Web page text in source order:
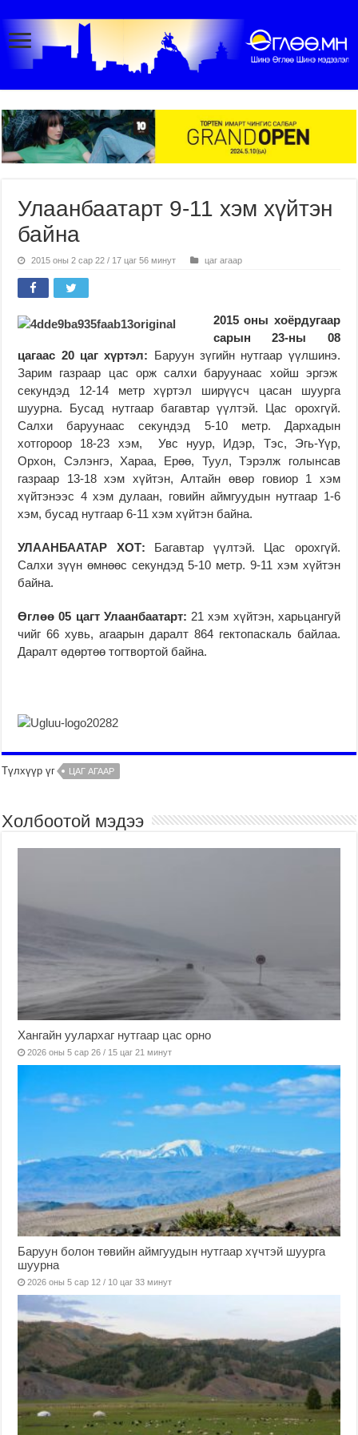
Улаанбаатарт 9-11 хэм хүйтэн
байна
2015 оны 2 сар 22 / 17 цаг 56 минут цаг агаар
2015 оны хоёрдугаар
сарын 23-ны 08
цагаас 20 цаг хүртэл: Баруун зүгийн нутгаар үүлшинэ.
Зарим газраар цас орж салхи баруунаас хойш эргэж
секундэд 12-14 метр хүртэл ширүүсч цасан шуурга
шуурна. Бусад нутгаар багавтар үүлтэй. Цас орохгүй.
Салхи баруунаас секундэд 5-10 метр. Дархадын
хотгороор 18-23 хэм, Увс нуур, Идэр, Тэс, Эгь-Үүр,
Орхон, Сэлэнгэ, Хараа, Ерөө, Туул, Тэрэлж голынсав
газраар 13-18 хэм хүйтэн, Алтайн өвөр говиор 1 хэм
хүйтэнээс 4 хэм дулаан, говийн аймгуудын нутгаар 1-6
хэм, бусад нутгаар 6-11 хэм хүйтэн байна.
УЛААНБААТАР ХОТ: Багавтар үүлтэй. Цас орохгүй.
Салхи зүүн өмнөөс секундэд 5-10 метр. 9-11 хэм хүйтэн
байна.
Өглөө 05 цагт Улаанбаатарт: 21 хэм хүйтэн, харьцангуй
чийг 66 хувь, агаарын даралт 864 гектопаскаль байлаа.
Даралт өдөртөө тогтвортой байна.
Түлхүүр үг ЦАГ АГААР
Холбоотой мэдээ
Хангайн уулархаг нутгаар цас орно
2026 оны 5 сар 26 / 15 цаг 21 минут
Баруун болон төвийн аймгуудын нутгаар хүчтэй шуурга
шуурна
2026 оны 5 сар 12 / 10 цаг 33 минут